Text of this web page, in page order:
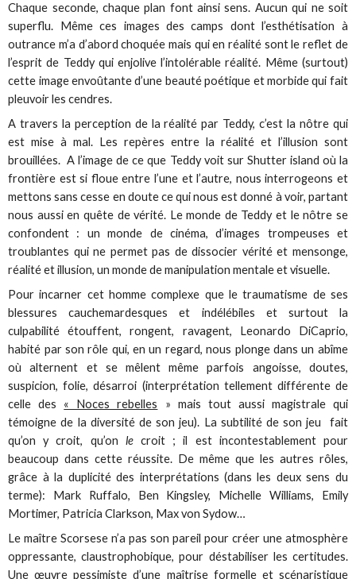
Chaque seconde, chaque plan font ainsi sens. Aucun qui ne soit
superflu. Même ces images des camps dont l’esthétisation à
outrance m’a d’abord choquée mais qui en réalité sont le reflet de
l’esprit de Teddy qui enjolive l’intolérable réalité. Même (surtout)
cette image envoûtante d’une beauté poétique et morbide qui fait
pleuvoir les cendres.
A travers la perception de la réalité par Teddy, c’est la nôtre qui
est mise à mal. Les repères entre la réalité et l’illusion sont
brouillées. A l’image de ce que Teddy voit sur Shutter island où la
frontière est si floue entre l’une et l’autre, nous interrogeons et
mettons sans cesse en doute ce qui nous est donné à voir, partant
nous aussi en quête de vérité. Le monde de Teddy et le nôtre se
confondent : un monde de cinéma, d’images trompeuses et
troublantes qui ne permet pas de dissocier vérité et mensonge,
réalité et illusion, un monde de manipulation mentale et visuelle.
Pour incarner cet homme complexe que le traumatisme de ses
blessures cauchemardesques et indélébiles et surtout la
culpabilité étouffent, rongent, ravagent, Leonardo DiCaprio,
habité par son rôle qui, en un regard, nous plonge dans un abîme
où alternent et se mêlent même parfois angoisse, doutes,
suspicion, folie, désarroi (interprétation tellement différente de
celle des « Noces rebelles » mais tout aussi magistrale qui
témoigne de la diversité de son jeu). La subtilité de son jeu fait
qu’on y croit, qu’on lecroit ; il est incontestablement pour
beaucoup dans cette réussite. De même que les autres rôles,
grâce à la duplicité des interprétations (dans les deux sens du
terme): Mark Ruffalo, Ben Kingsley, Michelle Williams, Emily
Mortimer, Patricia Clarkson, Max von Sydow…
Le maître Scorsese n’a pas son pareil pour créer une atmosphère
oppressante, claustrophobique, pour déstabiliser les certitudes.
Une œuvre pessimiste d’une maîtrise formelle et scénaristique